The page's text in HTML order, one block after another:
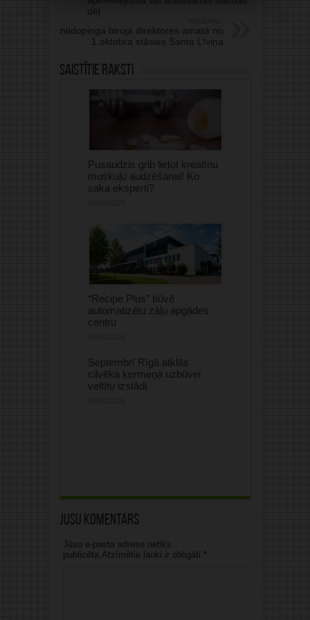
dēļ
Antidopinga biroja direktores amatā no
1.oktobra stāsies Santa Līviņa
Saistītie raksti
Pusaudzis grib lietot kreatīnu
muskuļu audzēšanai! Ko
saka eksperti?
“Recipe Plus” būvē
automatizētu zāļu apgādes
centru
Septembrī Rīgā atklās
cilvēka ķermeņa uzbūvei
veltītu izstādi
Jūsu komentārs
Jūsu e-pasta adrese netiks
publicēta.Atzīmētie lauki ir obligāti *